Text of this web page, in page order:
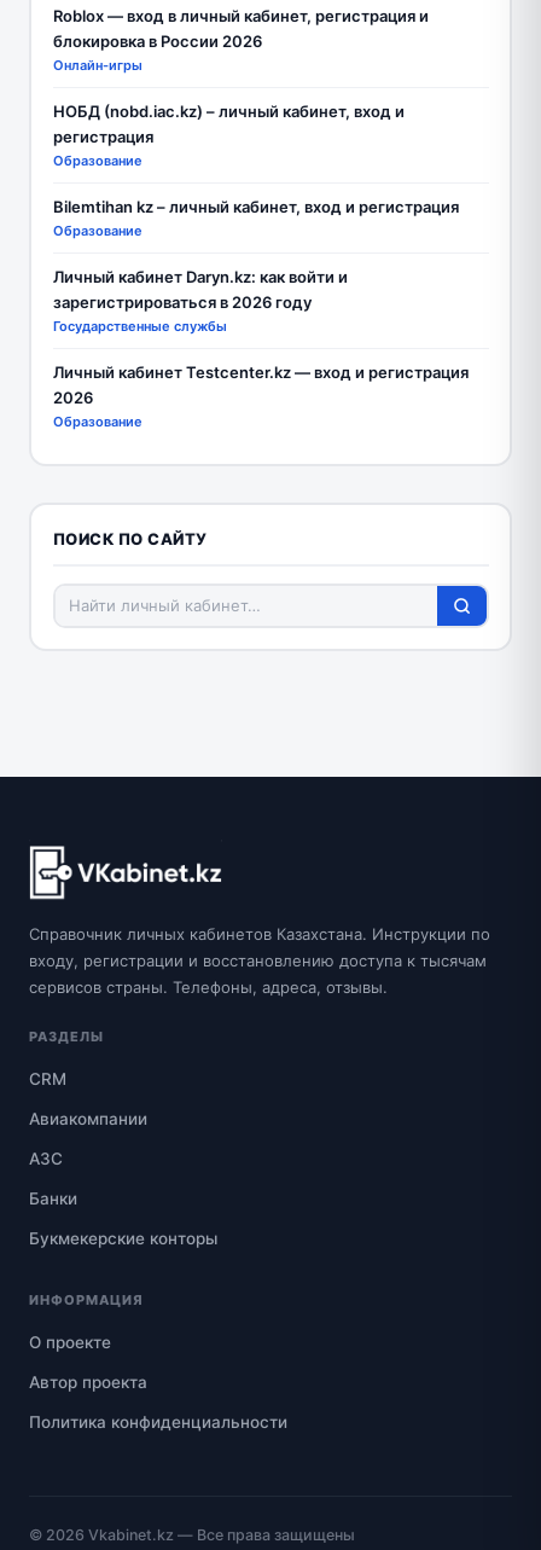
Roblox — вход в личный кабинет, регистрация и
блокировка в России 2026
Онлайн-игры
НОБД (nobd.iac.kz) – личный кабинет, вход и
регистрация
Образование
Bilemtihan kz – личный кабинет, вход и регистрация
Образование
Личный кабинет Daryn.kz: как войти и
зарегистрироваться в 2026 году
Государственные службы
Личный кабинет Testcenter.kz — вход и регистрация
2026
Образование
ПОИСК ПО САЙТУ
Справочник личных кабинетов Казахстана. Инструкции по
входу, регистрации и восстановлению доступа к тысячам
сервисов страны. Телефоны, адреса, отзывы.
РАЗДЕЛЫ
CRM
Авиакомпании
АЗС
Банки
Букмекерские конторы
ИНФОРМАЦИЯ
О проекте
Автор проекта
Политика конфиденциальности
© 2026 Vkabinet.kz — Все права защищены